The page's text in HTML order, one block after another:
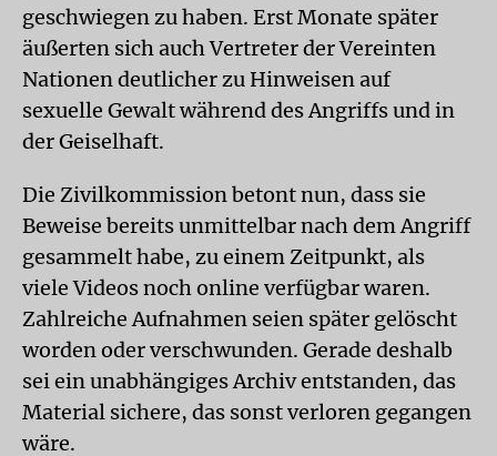
geschwiegen zu haben. Erst Monate später
äußerten sich auch Vertreter der Vereinten
Nationen deutlicher zu Hinweisen auf
sexuelle Gewalt während des Angriffs und in
der Geiselhaft.
Die Zivilkommission betont nun, dass sie
Beweise bereits unmittelbar nach dem Angriff
gesammelt habe, zu einem Zeitpunkt, als
viele Videos noch online verfügbar waren.
Zahlreiche Aufnahmen seien später gelöscht
worden oder verschwunden. Gerade deshalb
sei ein unabhängiges Archiv entstanden, das
Material sichere, das sonst verloren gegangen
wäre.